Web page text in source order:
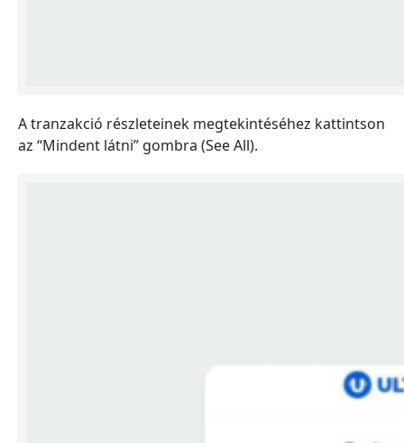
A tranzakció részleteinek megtekintéséhez kattintson
az “Mindent látni” gombra (See All).